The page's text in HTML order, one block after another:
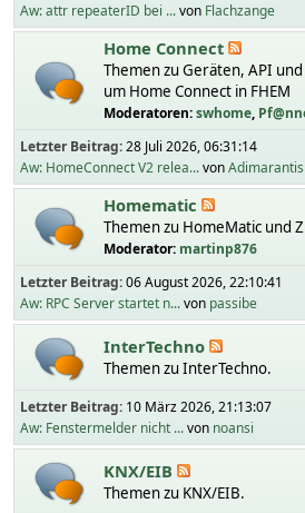
Aw: attr repeaterID bei ...von Flachzange
Home Connect
Themen zu Geräten, API
um Home Connect in FHEM
Moderatoren:swhome,
Letzter Beitrag:28 Juli 2026, 06:31:14
Aw: HomeConnect V2 relea...vonAdimarantis
Homematic
Themen zu HomeMatic und
Moderator: martinp876
Letzter Beitrag:06 August 2026, 22:10:41
Aw: RPC Server startet n...von passibe
InterTechno
Themen zu InterTechno.
Letzter Beitrag: 10 März 2026, 21:13:07
Aw: Fenstermelder nicht ...von noansi
KNX/EIB
Themen zu KNX/EIB.